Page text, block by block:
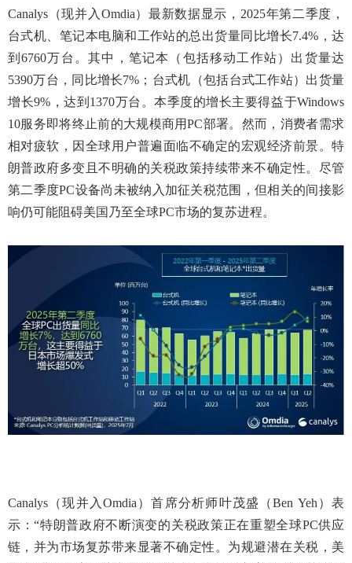
Canalys （现并入 Omdia）最新数据显示， 2025年第二季度，
台式机、笔记本电脑和工作站的总出货量同比增长7.4% ，达
到6760万台。其中，笔记本（包括移动工作站）出货量达
5390万台，同比增长7% ；台式机（包括台式工作站）出货量
增长9% ，达到 1370万台。本季度的增长主要得益于Windows
10服务即将终止前的大规模商用PC部署。然而，消费者需求
相对疲软，因全球用户普遍面临不确定的宏观经济前景。特
朗普政府多变且不明确的关税政策持续带来不确定性。尽管
第二季度PC设备尚未被纳入加征关税范围，但相关的间接影
响仍可能阻碍美国乃至全球PC市场的复苏进程。
Canalys（现并入Omdia）首席分析师叶茂盛（Ben Yeh）表
示：“特朗普政府不断演变的关税政策正在重塑全球PC供应
链，并为市场复苏带来显著不确定性。为规避潜在关税，美